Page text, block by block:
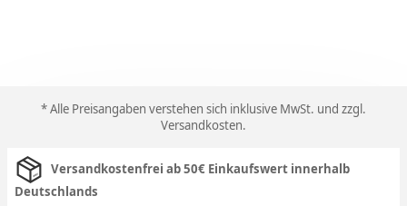
* Alle Preisangaben verstehen sich inklusive MwSt. und zzgl.
Versandkosten.
Versandkostenfrei ab 50€ Einkaufswert innerhalb
Deutschlands